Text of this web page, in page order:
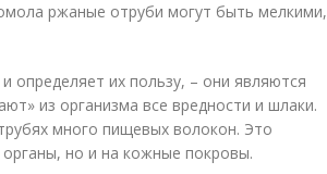
ржаные отруби могут быть мелкими,
определяет их пользу, – они являются
из организма все вредности и шлаки.
много пищевых волокон. Это
но и на кожные покровы.